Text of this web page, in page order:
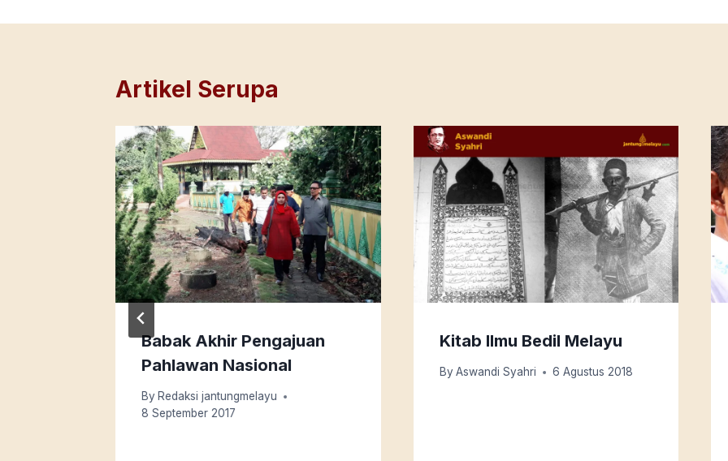
Artikel Serupa
Babak Akhir Pengajuan
Pahlawan Nasional
By Redaksi jantungmelayu
8 September 2017
Kitab Ilmu Bedil Melayu
By Aswandi Syahri 6 Agustus 2018